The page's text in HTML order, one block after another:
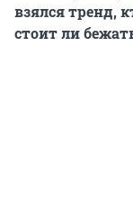
взялся тренд,
стоит ли